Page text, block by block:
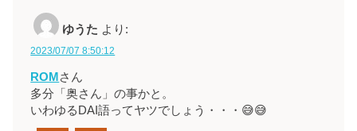
ゆうた より:
2023/07/07 8:50:12
ROM さん
多分「奥さん」の事かと。
いわゆるDAI語ってヤツでしょう・・・😅😅